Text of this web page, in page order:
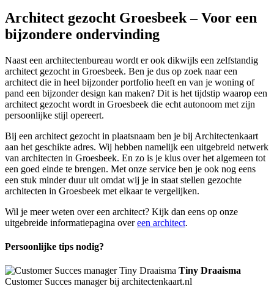
Architect gezocht Groesbeek – Voor een
bijzondere ondervinding
Naast een architectenbureau wordt er ook dikwijls een zelfstandig
architect gezocht in Groesbeek. Ben je dus op zoek naar een
architect die in heel bijzonder portfolio heeft en van je woning of
pand een bijzonder design kan maken? Dit is het tijdstip waarop een
architect gezocht wordt in Groesbeek die echt autonoom met zijn
persoonlijke stijl opereert.
Bij een architect gezocht in plaatsnaam ben je bij Architectenkaart
aan het geschikte adres. Wij hebben namelijk een uitgebreid netwerk
van architecten in Groesbeek. En zo is je klus over het algemeen tot
een goed einde te brengen. Met onze service ben je ook nog eens
een stuk minder duur uit omdat wij je in staat stellen gezochte
architecten in Groesbeek met elkaar te vergelijken.
Wil je meer weten over een architect? Kijk dan eens op onze
uitgebreide informatiepagina overeen architect.
Persoonlijke tips nodig?
Tiny Draaisma
Customer Succes manager bij architectenkaart.nl